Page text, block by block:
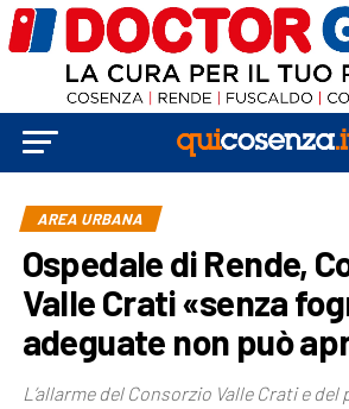
AREA URBANA
Ospedale di Rende,
Valle Crati «senza
adeguate non può
L’allarme del Consorzio Valle Crati e